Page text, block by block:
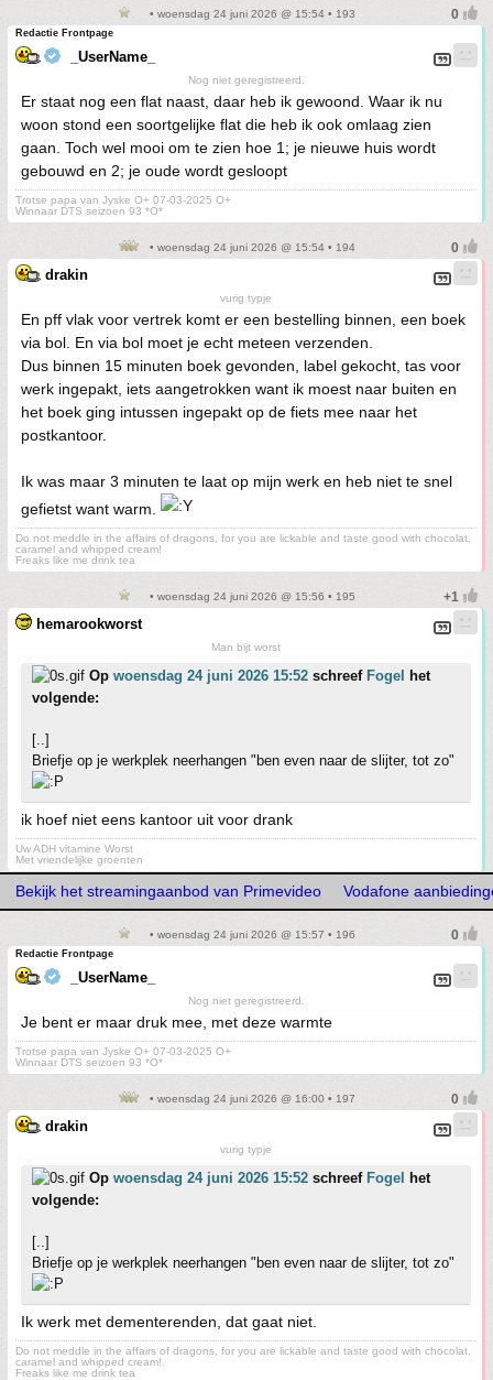
• woensdag 24 juni 2026 @ 15:54 • 193
Redactie Frontpage
_UserName_
Nog niet geregistreerd.
Er staat nog een flat naast, daar heb ik gewoond. Waar ik nu
woon stond een soortgelijke flat die heb ik ook omlaag zien
gaan. Toch wel mooi om te zien hoe 1; je nieuwe huis wordt
gebouwd en 2; je oude wordt gesloopt
Trotse papa van Jyske O+ 07-03-2025 O+
Winnaar DTS seizoen 93 *O*
• woensdag 24 juni 2026 @ 15:54 • 194
drakin
vurig typje
En pff vlak voor vertrek komt er een bestelling binnen, een boek
via bol. En via bol moet je echt meteen verzenden.
Dus binnen 15 minuten boek gevonden, label gekocht, tas voor
werk ingepakt, iets aangetrokken want ik moest naar buiten en
het boek ging intussen ingepakt op de fiets mee naar het
postkantoor.
Ik was maar 3 minuten te laat op mijn werk en heb niet te snel
gefietst want warm.
Do not meddle in the affairs of dragons, for you are lickable and taste good with chocolat,
caramel and whipped cream!
Freaks like me drink tea
• woensdag 24 juni 2026 @ 15:56 • 195
hemarookworst
Man bijt worst
Op woensdag 24 juni 2026 15:52 schreef Fogel
het
volgende:
[..]
Briefje op je werkplek neerhangen "ben even naar de slijter, tot zo"
ik hoef niet eens kantoor uit voor drank
Uw ADH vitamine Worst
Met vriendelijke groenten
Bekijk het streamingaanbod van Primevideo Vodafone
• woensdag 24 juni 2026 @ 15:57 • 196
Redactie Frontpage
_UserName_
Nog niet geregistreerd.
Je bent er maar druk mee, met deze warmte
Trotse papa van Jyske O+ 07-03-2025 O+
Winnaar DTS seizoen 93 *O*
• woensdag 24 juni 2026 @ 16:00 • 197
drakin
vurig typje
Op woensdag 24 juni 2026 15:52 schreef Fogel
het
volgende:
[..]
Briefje op je werkplek neerhangen "ben even naar de slijter, tot zo"
Ik werk met dementerenden, dat gaat niet.
Do not meddle in the affairs of dragons, for you are lickable and taste good with chocolat,
caramel and whipped cream!
Freaks like me drink tea